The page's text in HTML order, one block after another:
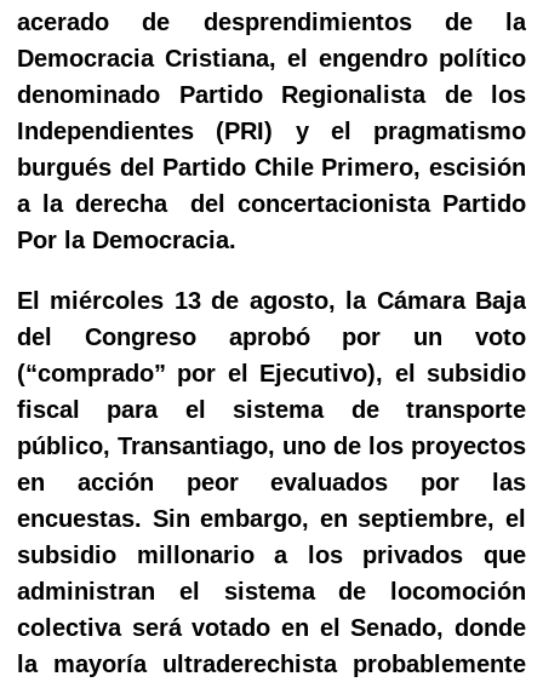
acerado de desprendimientos de la
Democracia Cristiana, el engendro político
denominado Partido Regionalista de los
Independientes (PRI) y el pragmatismo
burgués del Partido Chile Primero, escisión
a la derecha
del concertacionista Partido
Por la Democracia.
El miércoles 13 de agosto, la Cámara Baja
del Congreso aprobó por un voto
(“comprado” por el Ejecutivo), el subsidio
fiscal para el sistema de transporte
público, Transantiago, uno de los proyectos
en acción peor evaluados por las
encuestas. Sin embargo, en septiembre, el
subsidio millonario a los privados que
administran el sistema de locomoción
colectiva será votado en el Senado, donde
la mayoría ultraderechista probablemente